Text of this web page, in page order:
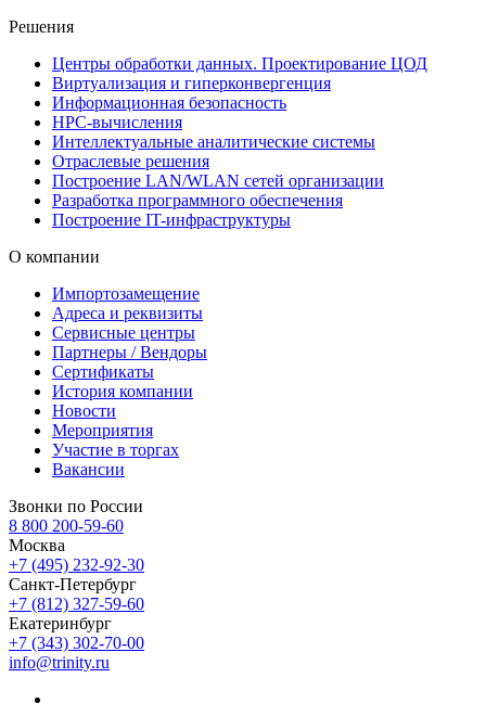
Решения
Центры обработки данных. Проектирование ЦОД
Виртуализация и гиперконвергенция
Информационная безопасность
HPC-вычисления
Интеллектуальные аналитические системы
Отраслевые решения
Построение LAN/WLAN сетей организации
Разработка программного обеспечения
Построение IT-инфраструктуры
О компании
Импортозамещение
Адреса и реквизиты
Сервисные центры
Партнеры / Вендоры
Сертификаты
История компании
Новости
Мероприятия
Участие в торгах
Вакансии
Звонки по России
8 800 200-59-60
Москва
+7 (495) 232-92-30
Санкт-Петербург
+7 (812) 327-59-60
Екатеринбург
+7 (343) 302-70-00
info@trinity.ru